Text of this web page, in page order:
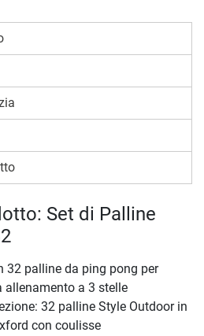
Set di Palline
32 palline da ping pong per
allenamento a 3 stelle
32 palline Style Outdoor in
con coulisse